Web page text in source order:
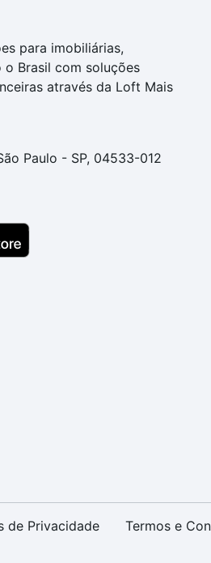
para imobiliárias,
Brasil com soluções
através da Loft Mais
Paulo - SP, 04533-012
de Privacidade Termos e